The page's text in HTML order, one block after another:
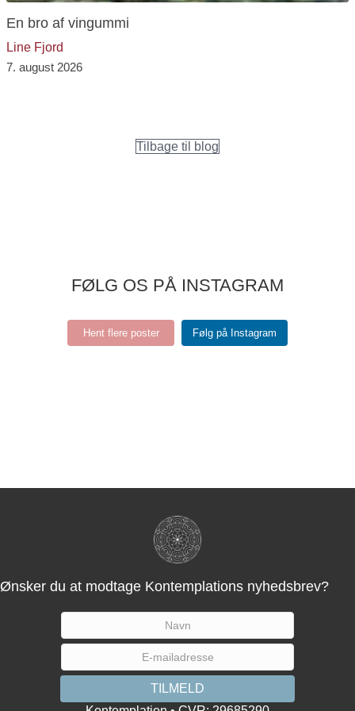
En bro af vingummi
Line Fjord
7. august 2026
Tilbage til blog
FØLG OS PÅ INSTAGRAM
Hent flere poster Følg på Instagram
Ønsker du at modtage Kontemplations nyhedsbrev?